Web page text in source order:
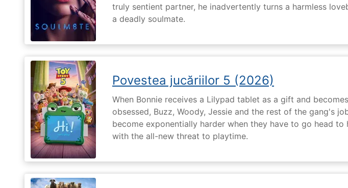
truly sentient partner, he inadvertently turns a harmless
a deadly soulmate.
Povestea jucăriilor 5 (2026)
When Bonnie receives a Lilypad tablet as a gift and becomes
obsessed, Buzz, Woody, Jessie and the rest of the gang's
become exponentially harder when they have to go head to
with the all-new threat to playtime.